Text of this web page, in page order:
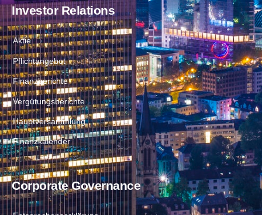
Investor Relations
Aktie
Pflichtangebot
Finanzberichte
Vergütungsberichte
Hauptversammlung
Finanzkalender
Corporate Governance